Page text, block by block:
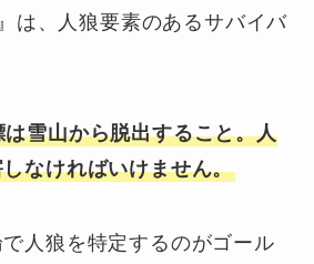
は、人狼要素のあるサバイバ
雪山から脱出すること。人
なければいけません。
人狼を特定するのがゴール